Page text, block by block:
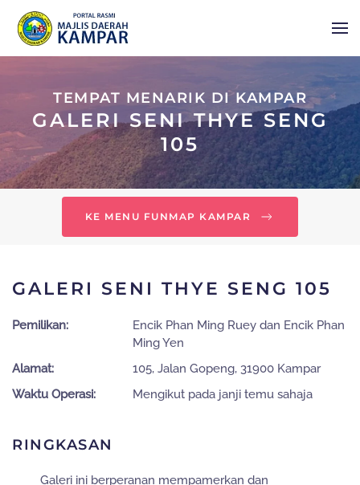
Skip to main content
TEMPAT MENARIK DI KAMPAR
GALERI SENI THYE SENG
105
KE MENU FUNMAP KAMPAR
GALERI SENI THYE SENG 105
Pemilikan:
Encik Phan Ming Ruey dan Encik Phan
Ming Yen
Alamat:
105, Jalan Gopeng, 31900 Kampar
Waktu Operasi:
Mengikut pada janji temu sahaja
RINGKASAN
Galeri ini berperanan mempamerkan dan